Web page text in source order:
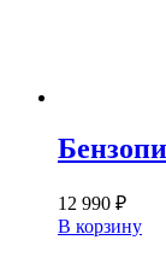
12 990 ₽
В корзину